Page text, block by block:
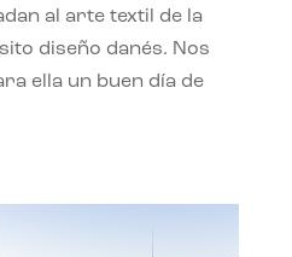
al arte textil de la
diseño danés. Nos
ella un buen día de